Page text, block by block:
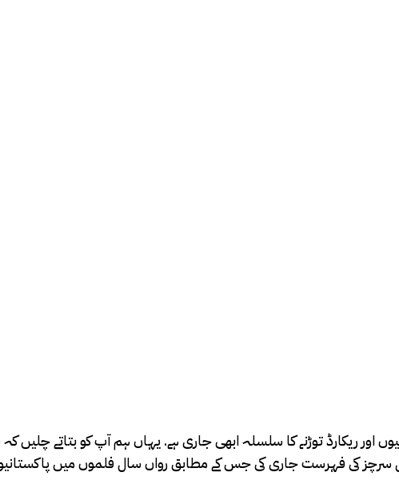
اور ریکارڈ توڑنے کا سلسلہ ابھی جاری ہے. یہاں ہم آپ کو بتاتے
سرچز کی فہرست جاری کی جس کے مطابق رواں سال فلموں میں